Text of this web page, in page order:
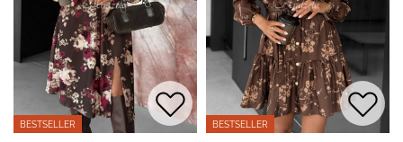
BESTSELLER BESTSELLER